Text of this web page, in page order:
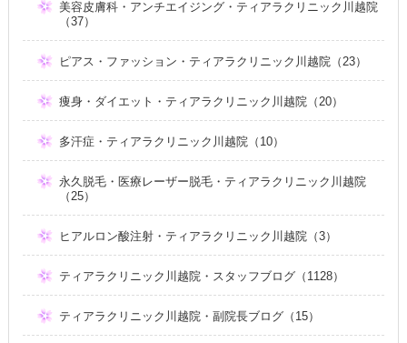
美容皮膚科・アンチエイジング・ティアラクリニック川越院
（37）
ピアス・ファッション・ティアラクリニック川越院（23）
痩身・ダイエット・ティアラクリニック川越院（20）
多汗症・ティアラクリニック川越院（10）
永久脱毛・医療レーザー脱毛・ティアラクリニック川越院
（25）
ヒアルロン酸注射・ティアラクリニック川越院（3）
ティアラクリニック川越院・スタッフブログ（1128）
ティアラクリニック川越院・副院長ブログ（15）